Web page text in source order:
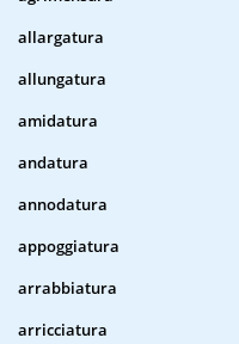
allargatura
allungatura
amidatura
andatura
annodatura
appoggiatura
arrabbiatura
arricciatura